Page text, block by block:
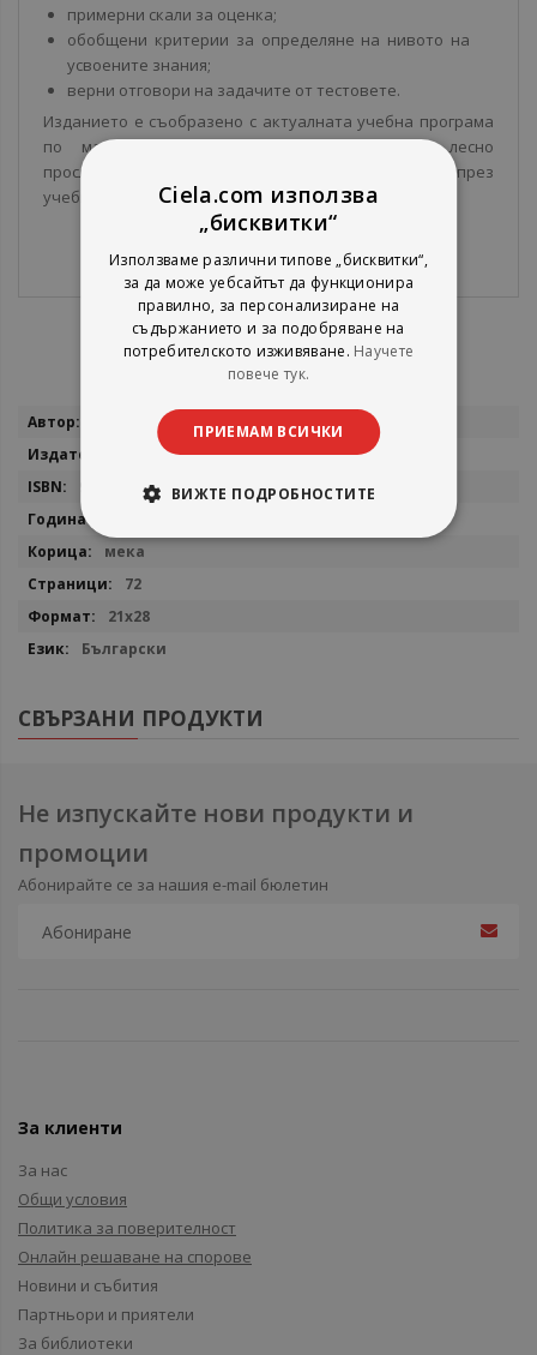
примерни скали за оценка;
обобщени критерии за определяне на нивото на
усвоените знания;
верни отговори на задачите от тестовете.
Изданието е съобразено с актуалната учебна програма
по математика за 2. клас и позволява лесно
проследяване на напредъка на учениците през
учебната година.
Повече
Мария Темникова, Мариана Богданова
Булвест 2000
9789541818633
мека
72
21х28
Български
СВЪРЗАНИ ПРОДУКТИ
Не изпускайте нови продукти и
промоции
Абонирайте се за нашия e-mail бюлетин
За клиенти
За нас
Общи условия
Политика за поверителност
Онлайн решаване на спорове
Новини и събития
Партньори и приятели
За библиотеки
Ciela.com използва
„бисквитки“
Използваме различни типове „бисквитки“,
за да може уебсайтът да функционира
правилно, за персонализиране на
съдържанието и за подобряване на
потребителското изживяване. Научете
повече тук.
ПРИЕМАМ ВСИЧКИ
ВИЖТЕ ПОДРОБНОСТИТЕ